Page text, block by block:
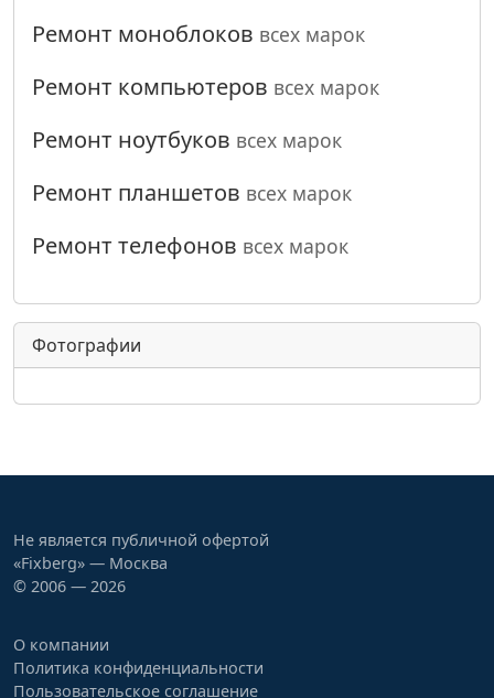
Ремонт моноблоков всех марок
Ремонт компьютеров всех марок
Ремонт ноутбуков всех марок
Ремонт планшетов всех марок
Ремонт телефонов всех марок
Фотографии
Не является публичной офертой
«Fixberg» — Москва
© 2006 — 2026
О компании
Политика конфиденциальности
Пользовательское соглашение